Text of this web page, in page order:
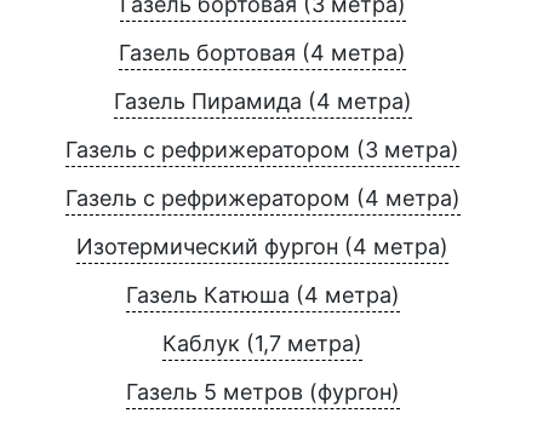
Газель бортовая (4 метра)
Газель Пирамида (4 метра)
Газель с рефрижератором (3 метра)
Газель с рефрижератором (4 метра)
Изотермический фургон (4 метра)
Газель Катюша (4 метра)
Каблук (1,7 метра)
Газель 5 метров (фургон)